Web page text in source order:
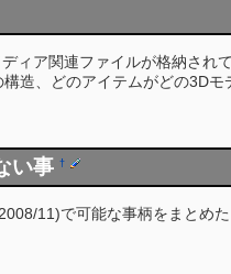
ィア関連ファイルが格納され
造、どのアイテムがどの3D
い事 †
11)で可能な事柄をまとめ